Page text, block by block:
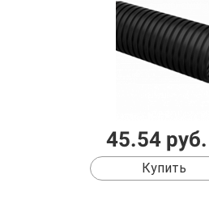
45.54 руб.
Купить